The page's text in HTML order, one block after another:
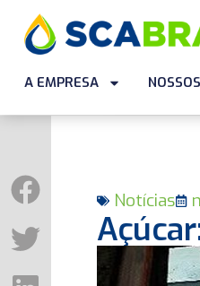
A EMPRESA
Notícias